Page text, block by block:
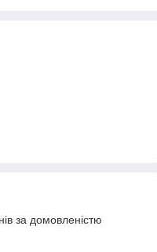
за домовленістю